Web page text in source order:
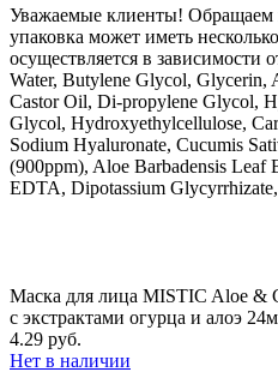
Уважаемые клиенты! Обращаем
упаковка может иметь
осуществляется в зависимости
Water, Butylene Glycol, Glycerin,
Castor Oil, Di-propylene Glycol,
Glycol, Hydroxyethylcellulose,
Sodium Hyaluronate, Cucumis
(900ppm), Aloe Barbadensis Leaf
EDTA, Dipotassium Glycyrrhizate,
Маска для лица MISTIC Aloe &
с экстрактами огурца и алоэ
4.29 руб.
Нет в наличии